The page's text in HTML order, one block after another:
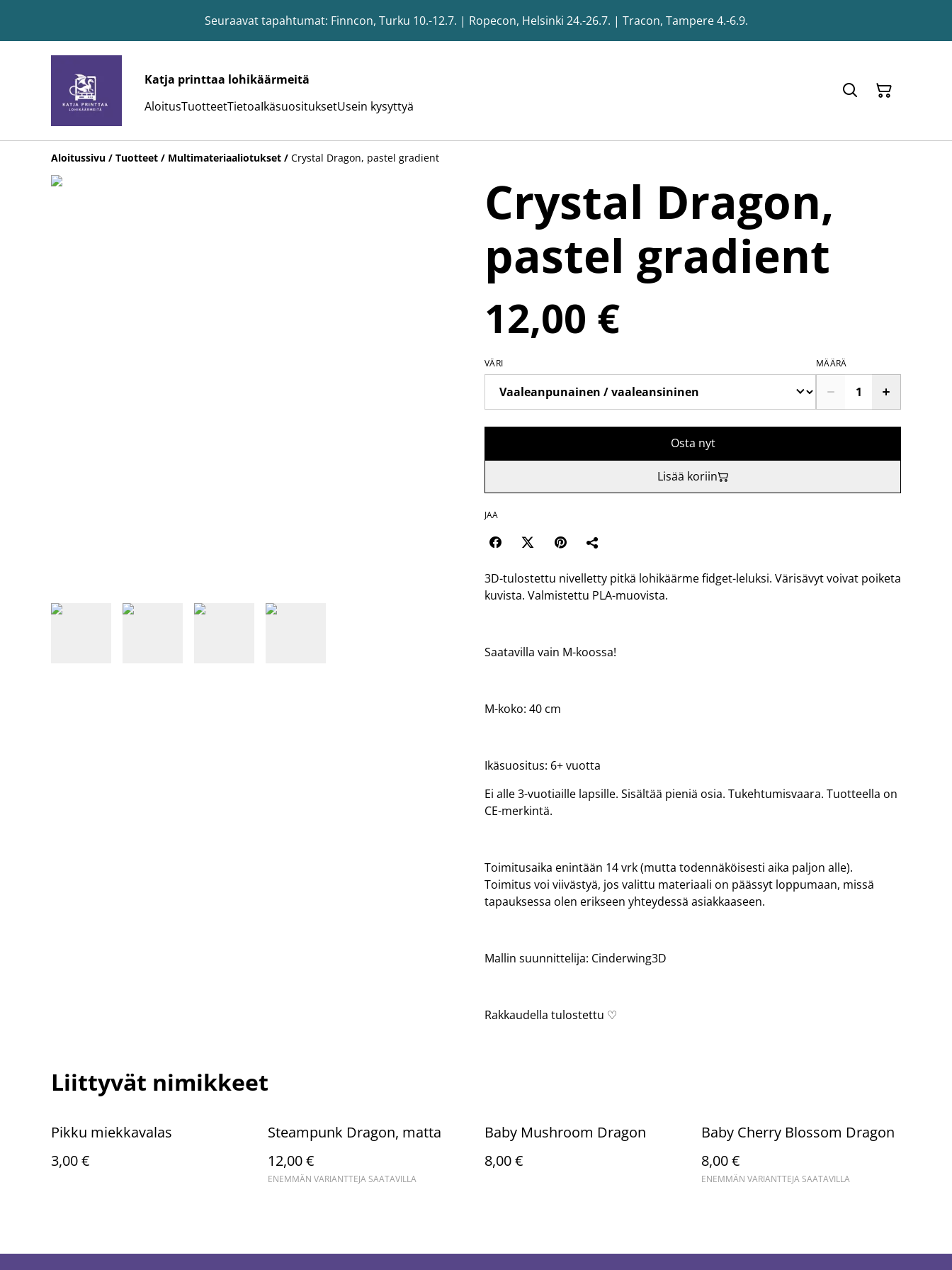
Seuraavat tapahtumat: Finncon, Turku 10.-12.7. | Ropecon, Helsinki 24.-26.7. | Tracon, Tampere 4.-6.9.
Katja printtaa lohikäärmeitä
AloitusTuotteetTietoaIkäsuosituksetUsein kysyttyä
Aloitussivu / Tuotteet / Multimateriaaliotukset / Crystal Dragon, pastel gradient
Crystal Dragon,
pastel gradient
12,00 €
VÄRI MÄÄRÄ
Osta nyt
Lisää koriin
JAA
3D-tulostettu nivelletty pitkä lohikäärme fidget-leluksi. Värisävyt voivat poiketa
kuvista. Valmistettu PLA-muovista.
Saatavilla vain M-koossa!
M-koko: 40 cm
Ikäsuositus: 6+ vuotta
Ei alle 3-vuotiaille lapsille. Sisältää pieniä osia. Tukehtumisvaara. Tuotteella on
CE-merkintä.
Toimitusaika enintään 14 vrk (mutta todennäköisesti aika paljon alle).
Toimitus voi viivästyä, jos valittu materiaali on päässyt loppumaan, missä
tapauksessa olen erikseen yhteydessä asiakkaaseen.
Mallin suunnittelija: Cinderwing3D
Rakkaudella tulostettu ♡
Liittyvät nimikkeet
Pikku miekkavalas
3,00 €
Steampunk Dragon, matta
12,00 €
ENEMMÄN VARIANTTEJA SAATAVILLA
Baby Mushroom Dragon
8,00 €
Baby Cherry Blossom Dragon
8,00 €
ENEMMÄN VARIANTTEJA SAATAVILLA